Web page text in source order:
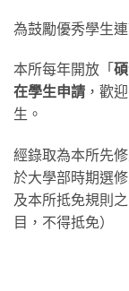
為鼓勵優秀學生
本所每年開放「
在學生申請 ，歡
生。
經錄取為本所先
於大學部時期選
及本所抵免規則
目，不得抵免）